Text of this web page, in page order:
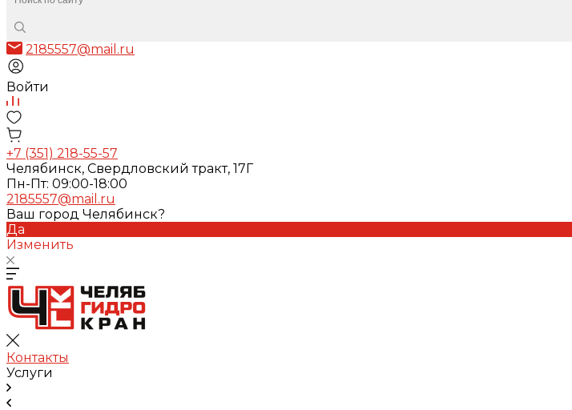
2185557@mail.ru
Войти
+7 (351) 218-55-57
Челябинск, Свердловский тракт, 17Г
Пн-Пт: 09:00-18:00
2185557@mail.ru
Ваш город Челябинск?
Да
Изменить
Контакты
Услуги